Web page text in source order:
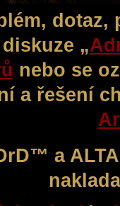
„
nebo se
a řešení
a